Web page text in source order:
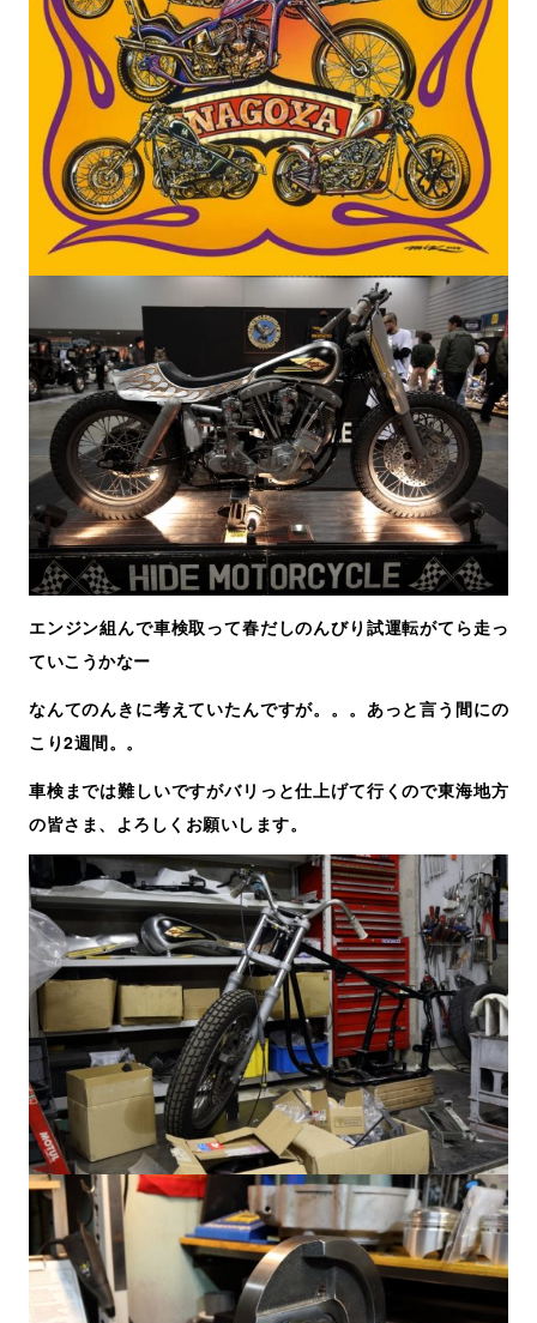
エンジン組んで車検取って春だしのんびり試運転がてら走っ
ていこうかなー
なんてのんきに考えていたんですが。。。あっと言う間にの
こり2週間。。
車検までは難しいですがバリっと仕上げて行くので東海地方
の皆さま、よろしくお願いします。